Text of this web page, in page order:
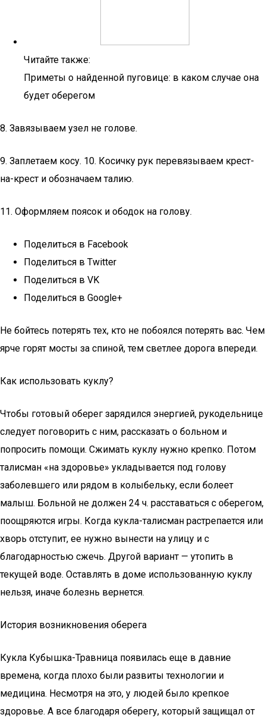
Читайте также:
Приметы о найденной пуговице: в каком случае она
будет оберегом
8. Завязываем узел не голове.
9. Заплетаем косу. 10. Косичку рук перевязываем крест-
на-крест и обозначаем талию.
11. Оформляем поясок и ободок на голову.
Поделиться в Facebook
Поделиться в Twitter
Поделиться в VK
Поделиться в Google+
Не бойтесь потерять тех, кто не побоялся потерять вас. Чем
ярче горят мосты за спиной, тем светлее дорога впереди.
Как использовать куклу?
Чтобы готовый оберег зарядился энергией, рукодельнице
следует поговорить с ним, рассказать о больном и
попросить помощи. Сжимать куклу нужно крепко. Потом
талисман «на здоровье» укладывается под голову
заболевшего или рядом в колыбельку, если болеет
малыш. Больной не должен 24 ч. расставаться с оберегом,
поощряются игры. Когда кукла-талисман растрепается или
хворь отступит, ее нужно вынести на улицу и с
благодарностью сжечь. Другой вариант — утопить в
текущей воде. Оставлять в доме использованную куклу
нельзя, иначе болезнь вернется.
История возникновения оберега
Кукла Кубышка-Травница появилась еще в давние
времена, когда плохо были развиты технологии и
медицина. Несмотря на это, у людей было крепкое
здоровье. А все благодаря оберегу, который защищал от